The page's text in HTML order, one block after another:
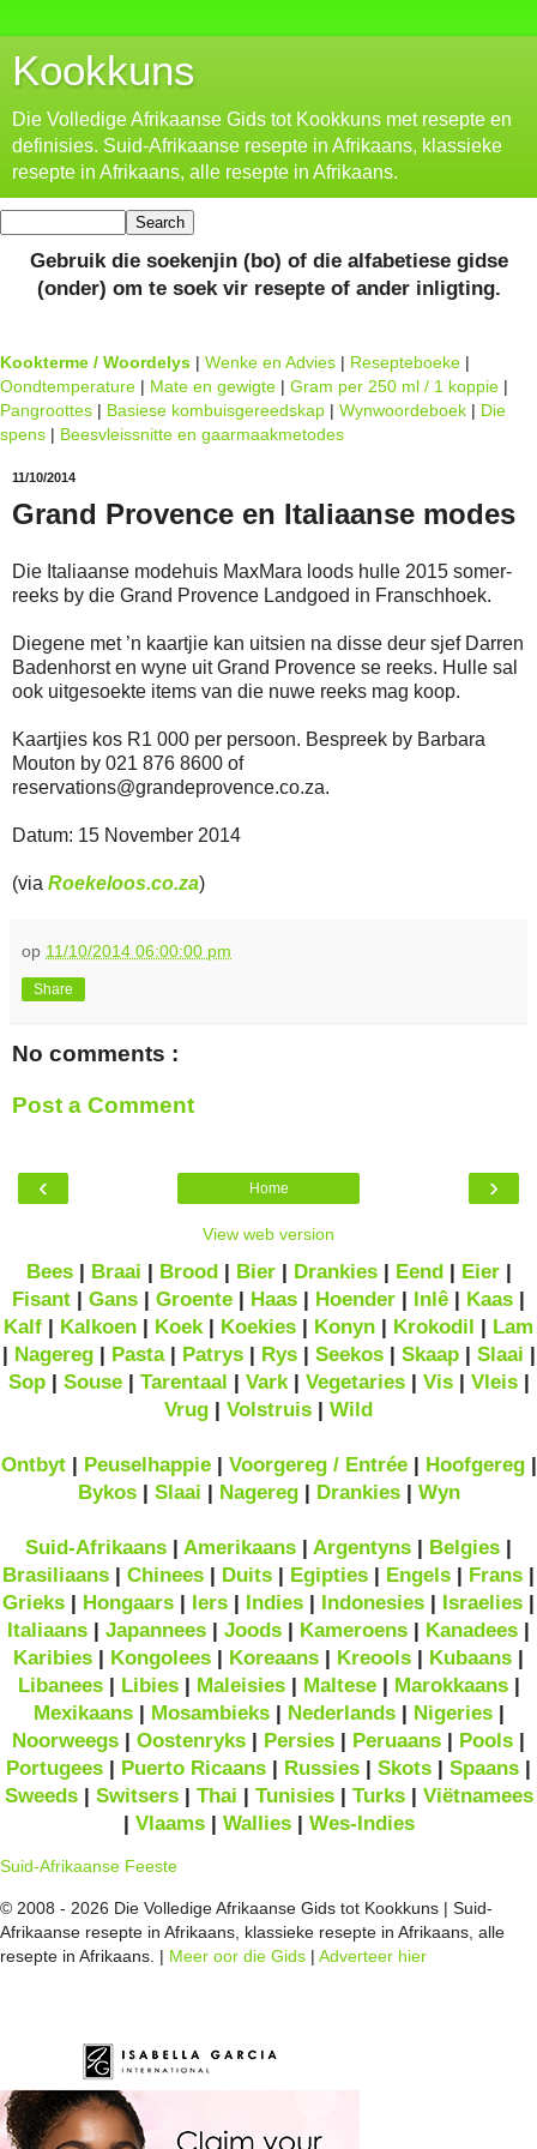
Kookkuns
Die Volledige Afrikaanse Gids tot Kookkuns met resepte en
definisies. Suid-Afrikaanse resepte in Afrikaans, klassieke
resepte in Afrikaans, alle resepte in Afrikaans.
Gebruik die soekenjin (bo) of die alfabetiese gidse
(onder) om te soek vir resepte of ander inligting.
Kookterme / Woordelys | Wenke en Advies | Resepteboeke |
Oondtemperature | Mate en gewigte | Gram per 250 ml / 1 koppie |
Pangroottes | Basiese kombuisgereedskap | Wynwoordeboek | Die
spens | Beesvleissnitte en gaarmaakmetodes
11/10/2014
Grand Provence en Italiaanse modes
Die Italiaanse modehuis MaxMara loods hulle 2015 somer-
reeks by die Grand Provence Landgoed in Franschhoek.
Diegene met ’n kaartjie kan uitsien na disse deur sjef Darren
Badenhorst en wyne uit Grand Provence se reeks. Hulle sal
ook uitgesoekte items van die nuwe reeks mag koop.
Kaartjies kos R1 000 per persoon. Bespreek by Barbara
Mouton by 021 876 8600 of
reservations@grandeprovence.co.za.
Datum: 15 November 2014
(via Roekeloos.co.za)
op 11/10/2014 06:00:00 pm
Share
No comments :
Post a Comment
‹ ›
Home
View web version
Bees| Braai | Brood| Bier| Drankies| Eend| Eier|
Fisant | Gans | Groente | Haas | Hoender | Inlê | Kaas |
Kalf | Kalkoen | Koek | Koekies | Konyn | Krokodil | Lam
| Nagereg| Pasta| Patrys| Rys| Seekos| Skaap| Slaai |
Sop| Souse| Tarentaal | Vark| Vegetaries| Vis| Vleis|
Vrug | Volstruis | Wild
Ontbyt| Peuselhappie| Voorgereg / Entrée| Hoofgereg|
Bykos| Slaai | Nagereg| Drankies| Wyn
Suid-Afrikaans | Amerikaans | Argentyns | Belgies |
Brasiliaans | Chinees | Duits | Egipties | Engels | Frans |
Grieks | Hongaars | Iers | Indies | Indonesies | Israelies |
Italiaans | Japannees | Joods | Kameroens | Kanadees |
Karibies | Kongolees | Koreaans | Kreools | Kubaans |
Libanees| Libies| Maleisies| Maltese| Marokkaans|
Mexikaans| Mosambieks| Nederlands| Nigeries|
Noorweegs | Oostenryks | Persies | Peruaans | Pools |
Portugees | Puerto Ricaans | Russies | Skots | Spaans |
Sweeds| Switsers| Thai | Tunisies| Turks| Viëtnamees
| Vlaams| Wallies| Wes-Indies
Suid-Afrikaanse Feeste
© 2008 - 2026 Die Volledige Afrikaanse Gids tot Kookkuns | Suid-
Afrikaanse resepte in Afrikaans, klassieke resepte in Afrikaans, alle
resepte in Afrikaans. | Meer oor die Gids | Adverteer hier